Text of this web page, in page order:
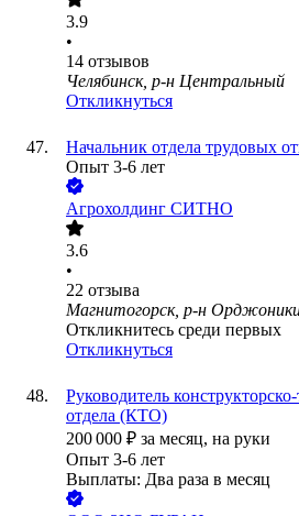
3.9
•
14 отзывов
Челябинск, р-н Центральный
Откликнуться
Начальник отдела трудовых
Опыт 3-6 лет
Агрохолдинг СИТНО
3.6
•
22 отзыва
Магнитогорск, р-н
Откликнитесь среди первых
Откликнуться
Руководитель
отдела (КТО)
200 000 ₽ за месяц, на руки
Опыт 3-6 лет
Выплаты: Два раза в месяц